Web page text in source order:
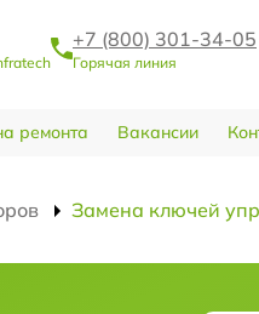
+7 (800) 301-34-05
Горячая линия
ремонта Вакансии
Замена ключей